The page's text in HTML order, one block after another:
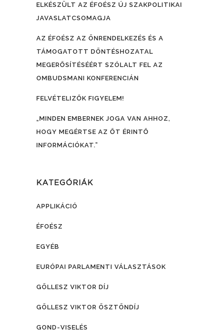
ELKÉSZÜLT AZ ÉFOÉSZ ÚJ SZAKPOLITIKAI
JAVASLATCSOMAGJA
AZ ÉFOÉSZ AZ ÖNRENDELKEZÉS ÉS A
TÁMOGATOTT DÖNTÉSHOZATAL
MEGERŐSÍTÉSÉÉRT SZÓLALT FEL AZ
OMBUDSMANI KONFERENCIÁN
FELVÉTELIZŐK FIGYELEM!
„MINDEN EMBERNEK JOGA VAN AHHOZ,
HOGY MEGÉRTSE AZ ŐT ÉRINTŐ
INFORMÁCIÓKAT.”
KATEGÓRIÁK
APPLIKÁCIÓ
ÉFOÉSZ
EGYÉB
EURÓPAI PARLAMENTI VÁLASZTÁSOK
GÖLLESZ VIKTOR DÍJ
GÖLLESZ VIKTOR ÖSZTÖNDÍJ
GOND-VISELÉS